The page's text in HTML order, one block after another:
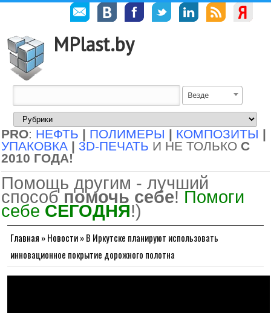
MPlast.by
Везде
PRO: НЕФТЬ | ПОЛИМЕРЫ | КОМПОЗИТЫ |
УПАКОВКА | 3D-ПЕЧАТЬ И НЕ ТОЛЬКО С
2010 ГОДА!
Помощь другим - лучший
способ помочь себе! Помоги
себе СЕГОДНЯ!)
Главная »Новости»В Иркутске планируют использовать
инновационное покрытие дорожного полотна